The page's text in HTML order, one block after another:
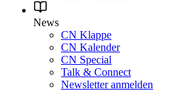
News
CN Klappe
CN Kalender
CN Special
Talk & Connect
Newsletter anmelden